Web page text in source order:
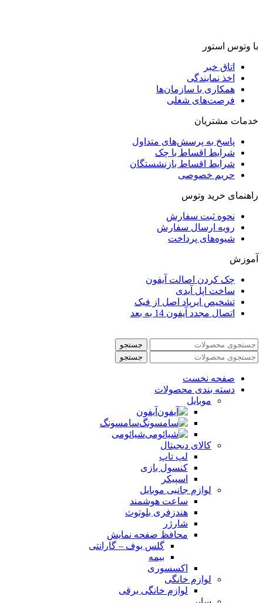
با وتوس استور
اتاق خبر
اخذ نمایندگی
همکاری با سازمان‌ها
فرصت‌های شغلی
خدمات مشتریان
پاسخ به پرسش‌های متداول
شرایط اقساط با چک
شرایط اقساط بازنشستگان
حریم خصوصی
راهنمای خرید وتوس
نحوه ثبت سفارش
رویه ارسال سفارش
شیوه‌های پرداخت
آموزش
چک کردن اصالت آیفون
ساخت اپل آیدی
تشخیص ایرپاد اصل از فیک
اتصال مجدد آیفون 14 به بعد
جستجو
جستجو
صفحه نخست
دسته بندی محصولات
موبایل
آیفون
سامسونگ
شیائومی
کالای دیجیتال
لپ تاپ
کنسول بازی
اسپیکر
لوازم جانبی موبایل
ساعت هوشمند
هندزفری بلوتوث
شارژر
محافظ صفحه نمایش
گلس بوف – گارانتی
بیمه
اکسسوری
لوازم خانگی
لوازم خانگی برقی